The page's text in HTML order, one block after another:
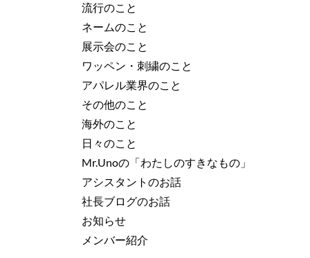
流行のこと
ネームのこと
展示会のこと
ワッペン・刺繍のこと
アパレル業界のこと
その他のこと
海外のこと
日々のこと
Mr.Unoの「わたしのすきなもの」
アシスタントのお話
社長ブログのお話
お知らせ
メンバー紹介